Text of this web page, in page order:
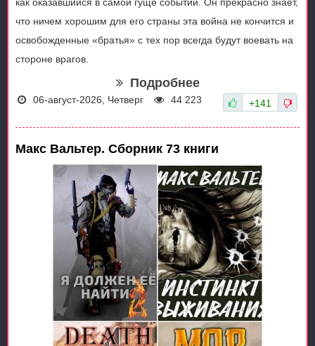
что ничем хорошим для его страны эта война не кончится и
освобожденные «братья» с тех пор всегда будут воевать на
стороне врагов.
Подробнее
06-август-2026, Четверг 44 223 +141
Макс Вальтер. Сборник 73 книги